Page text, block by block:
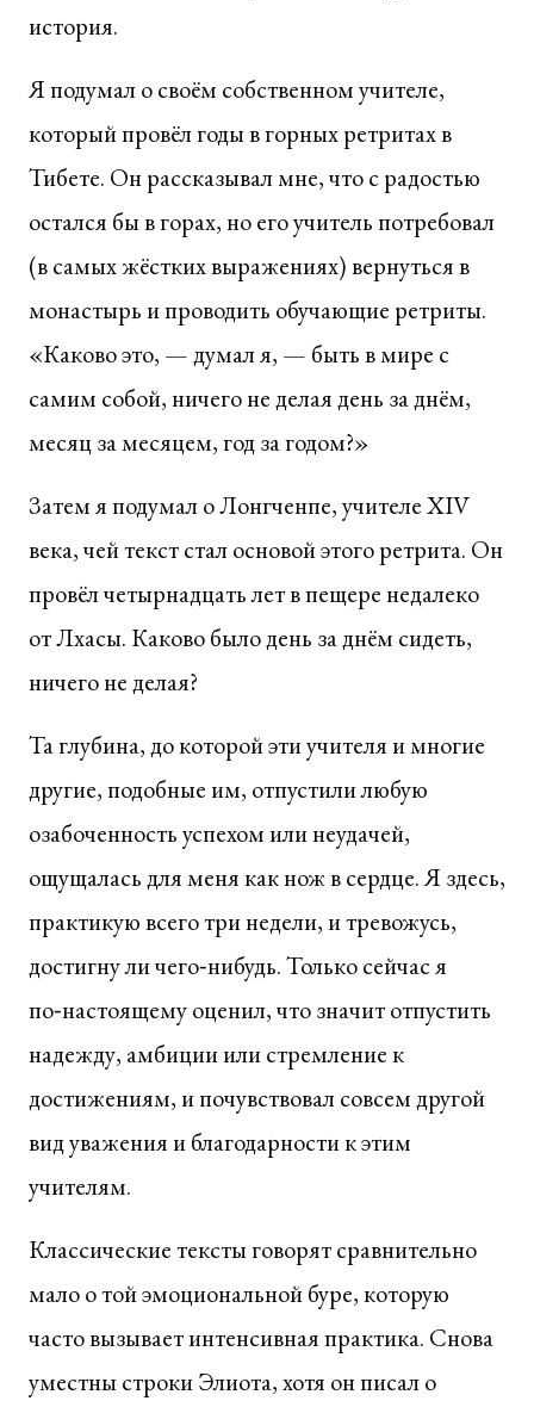
история.
Я подумал о своём собственном учителе,
который провёл годы в горных ретритах в
Тибете. Он рассказывал мне, что с радостью
остался бы в горах, но его учитель потребовал
(в самых жёстких выражениях) вернуться в
монастырь и проводить обучающие ретриты.
«Каково это, — думал я, — быть в мире с
самим собой, ничего не делая день за днём,
месяц за месяцем, год за годом?»
Затем я подумал о Лонгченпе, учителе XIV
века, чей текст стал основой этого ретрита. Он
провёл четырнадцать лет в пещере недалеко
от Лхасы. Каково было день за днём сидеть,
ничего не делая?
Та глубина, до которой эти учителя и многие
другие, подобные им, отпустили любую
озабоченность успехом или неудачей,
ощущалась для меня как нож в сердце. Я здесь,
практикую всего три недели, и тревожусь,
достигну ли чего‑нибудь. Только сейчас я
по‑настоящему оценил, что значит отпустить
надежду, амбиции или стремление к
достижениям, и почувствовал совсем другой
вид уважения и благодарности к этим
учителям.
Классические тексты говорят сравнительно
мало о той эмоциональной буре, которую
часто вызывает интенсивная практика. Снова
уместны строки Элиота, хотя он писал о